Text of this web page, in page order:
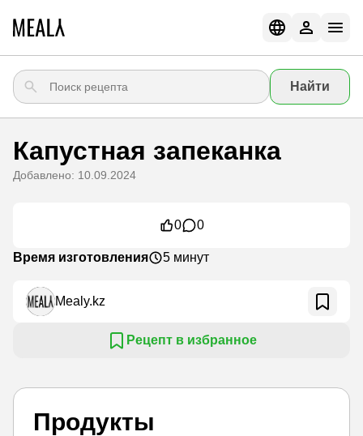
Найти
Капустная запеканка
Добавлено: 10.09.2024
0 0
Время изготовления 5 минут
Mealy.kz
Рецепт в избранное
Продукты